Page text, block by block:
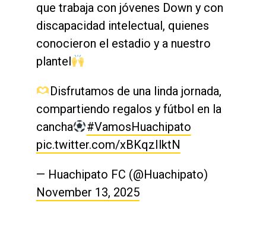
que trabaja con jóvenes Down y con
discapacidad intelectual, quienes
conocieron el estadio y a nuestro
plantel
Disfrutamos de una linda jornada,
compartiendo regalos y fútbol en la
cancha
#VamosHuachipato
pic.twitter.com/xBKqzIlktN
— Huachipato FC (@Huachipato)
November 13, 2025